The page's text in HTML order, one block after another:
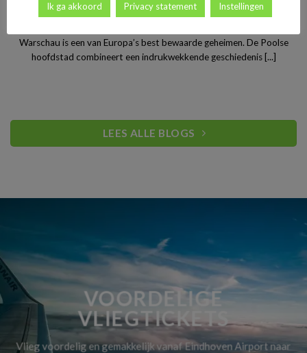
Stedentrip Warschau: ontdek de verrassende charme van
Polen’s bruisende hoofdstad
Warschau is een van Europa’s best bewaarde geheimen. De Poolse
hoofdstad combineert een indrukwekkende geschiedenis [...]
LEES ALLE BLOGS
VOORDELIGE
VLIEGTICKETS
Vlieg voordelig en gemakkelijk vanaf Eindhoven Airport naar
Ik ga akkoord Privacy statement Instellingen